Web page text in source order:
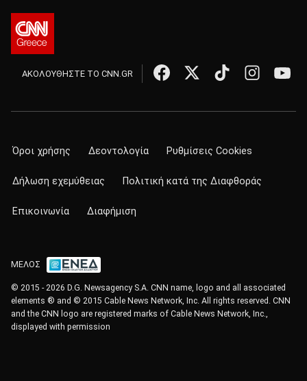
ΑΚΟΛΟΥΘΗΣΤΕ ΤΟ CNN.GR
Όροι χρήσης Δεοντολογία Ρυθμίσεις Cookies
Δήλωση εχεμύθειας Πολιτική κατά της Διαφθοράς
Επικοινωνία Διαφήμιση
ΜΕΛΟΣ
© 2015 - 2026 D.G. Newsagency S.A. CNN name, logo and all associated
elements ® and © 2015 Cable News Network, Inc. All rights reserved. CNN
and the CNN logo are registered marks of Cable News Network, Inc.,
displayed with permission